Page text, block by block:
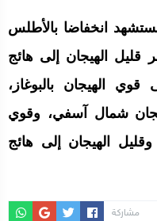
انخفاضا بالأطلس
قليل الهيجان إلى هائج
قوي الهيجان بالبوغاز،
شمال آسفي، وقوي
الهيجان إلى هائج
مشاركة